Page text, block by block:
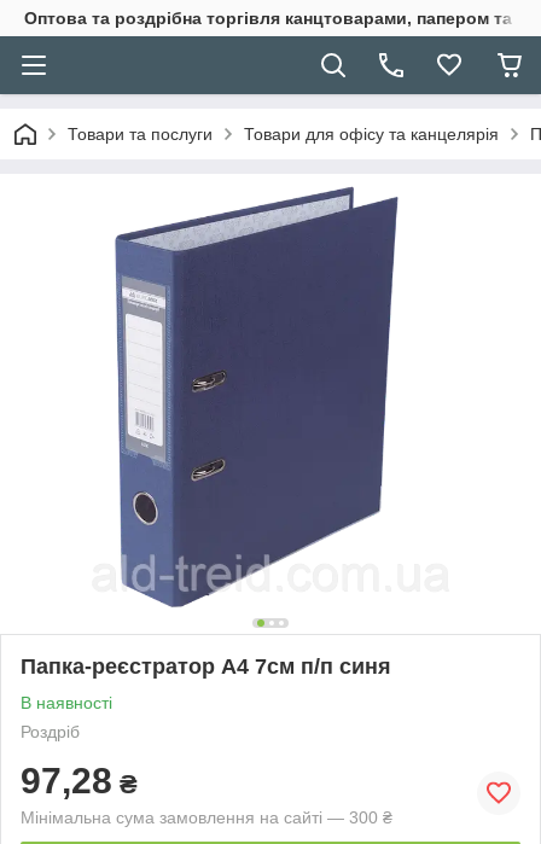
Оптова та роздрібна торгівля канцтоварами, папером та
Товари та послуги Товари для офісу та канцелярія
Папка-реєстратор А4 7см п/п синя
В наявності
Роздріб
97,28 ₴
Мінімальна сума замовлення на сайті — 300 ₴